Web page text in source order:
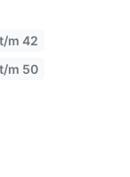
m 42
m 50